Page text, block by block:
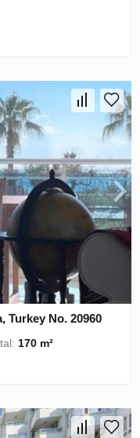
Turkey No. 20960
170 m²